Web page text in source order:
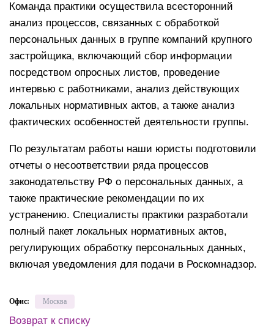
Команда практики осуществила всесторонний
анализ процессов, связанных с обработкой
персональных данных в группе компаний крупного
застройщика, включающий сбор информации
посредством опросных листов, проведение
интервью с работниками, анализ действующих
локальных нормативных актов, а также анализ
фактических особенностей деятельности группы.
По результатам работы наши юристы подготовили
отчеты о несоответствии ряда процессов
законодательству РФ о персональных данных, а
также практические рекомендации по их
устранению. Специалисты практики разработали
полный пакет локальных нормативных актов,
регулирующих обработку персональных данных,
включая уведомления для подачи в Роскомнадзор.
Офис: Москва
Возврат к списку